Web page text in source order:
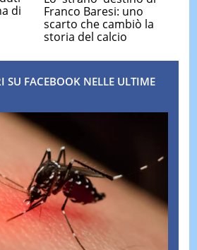
di
Franco Baresi: uno
scarto che cambiò la
storia del calcio
SU FACEBOOK NELLE ULTIME